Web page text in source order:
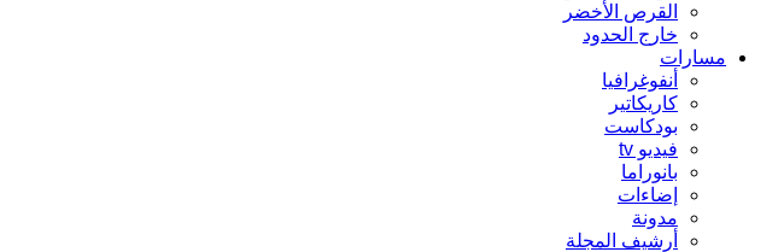
القرص الأخضر
خارج الحدود
مسارات
أنفوغرافيا
كاريكاتير
بودكاست
فيديو tv
بانوراما
إضاءات
مدونة
أرشيف المجلة